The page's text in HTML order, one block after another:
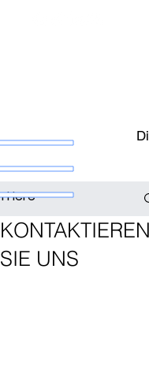
KONTAKTIEREN
SIE UNS